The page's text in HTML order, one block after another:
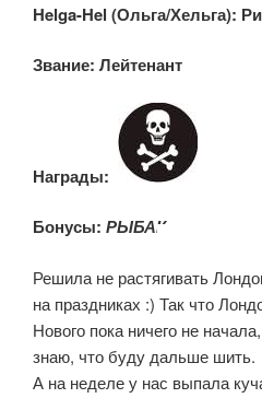
Helga-Hel (Ольга/Хельга):
Звание: Лейтенант
Награды:
Бонусы: РЫБАК
Решила не растягивать
на праздниках :) Так что
Нового пока ничего не
знаю, что буду дальше шить.
А на неделе у нас выпала